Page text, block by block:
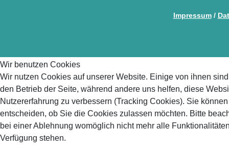
Impressum/
Wir benutzen Cookies
Wir nutzen Cookies auf unserer Website. Einige von ihnen
den Betrieb der Seite, während andere uns helfen, diese
Nutzererfahrung zu verbessern (Tracking Cookies). Sie
entscheiden, ob Sie die Cookies zulassen möchten. Bitte
bei einer Ablehnung womöglich nicht mehr alle
Verfügung stehen.